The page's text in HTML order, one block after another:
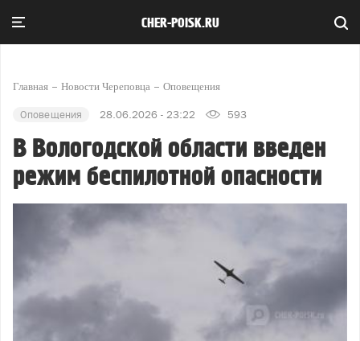
CHER-POISK.RU
Главная Новости Череповца Оповещения
Оповещения 28.06.2026 - 23:22 593
В Вологодской области введен
режим беспилотной опасности